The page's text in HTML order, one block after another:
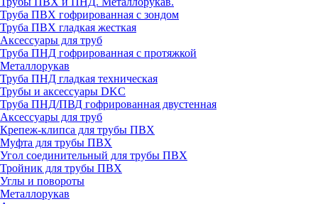
Труба ПВХ гофрированная с зондом
Труба ПВХ гладкая жесткая
Аксессуары для труб
Труба ПНД гофрированная с протяжкой
Металлорукав
Труба ПНД гладкая техническая
Трубы и аксессуары DKC
Труба ПНД/ПВД гофрированная двустенная
Аксессуары для труб
Крепеж-клипса для трубы ПВХ
Муфта для трубы ПВХ
Угол соединительный для трубы ПВХ
Тройник для трубы ПВХ
Углы и повороты
Металлорукав